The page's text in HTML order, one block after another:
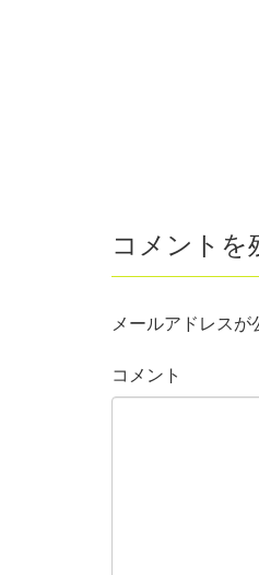
コメントを
メールアドレスが
コメント